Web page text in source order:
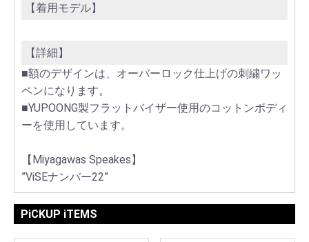
【着用モデル】
【詳細】
■額のデザインは、オーバーロック仕上げの刺繍ワッ
ペンになります。
■YUPOONG製フラットバイザー使用のコットンボディ
ーを使用しています。
【Miyagawas Speakes】
”ViSEナンバー22”
PiCKUP iTEMS